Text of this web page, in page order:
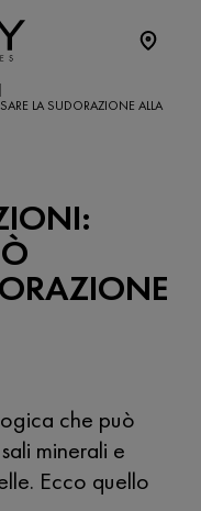
LA SUDORAZIONE ALLA
che può
minerali e
Ecco quello